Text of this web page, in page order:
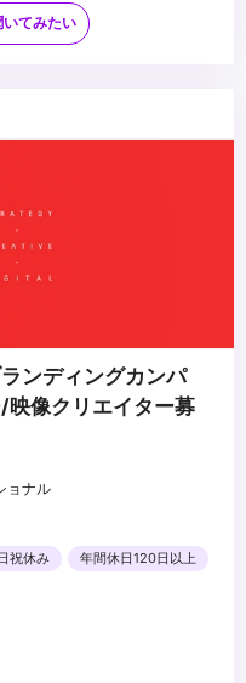
ェーディング等)の実務経
務使用経験
おけるツールやプロセスの
いてみたい
ンディングカンパ
映像クリエイター募
ョナル
祝休み 年間休日120日以上